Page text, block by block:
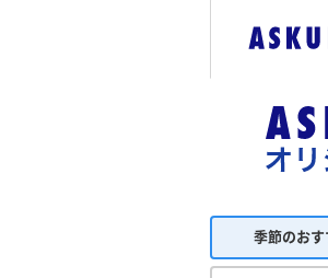
季節のお